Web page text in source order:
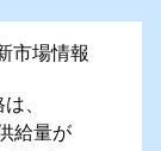
場情報
、
給量が